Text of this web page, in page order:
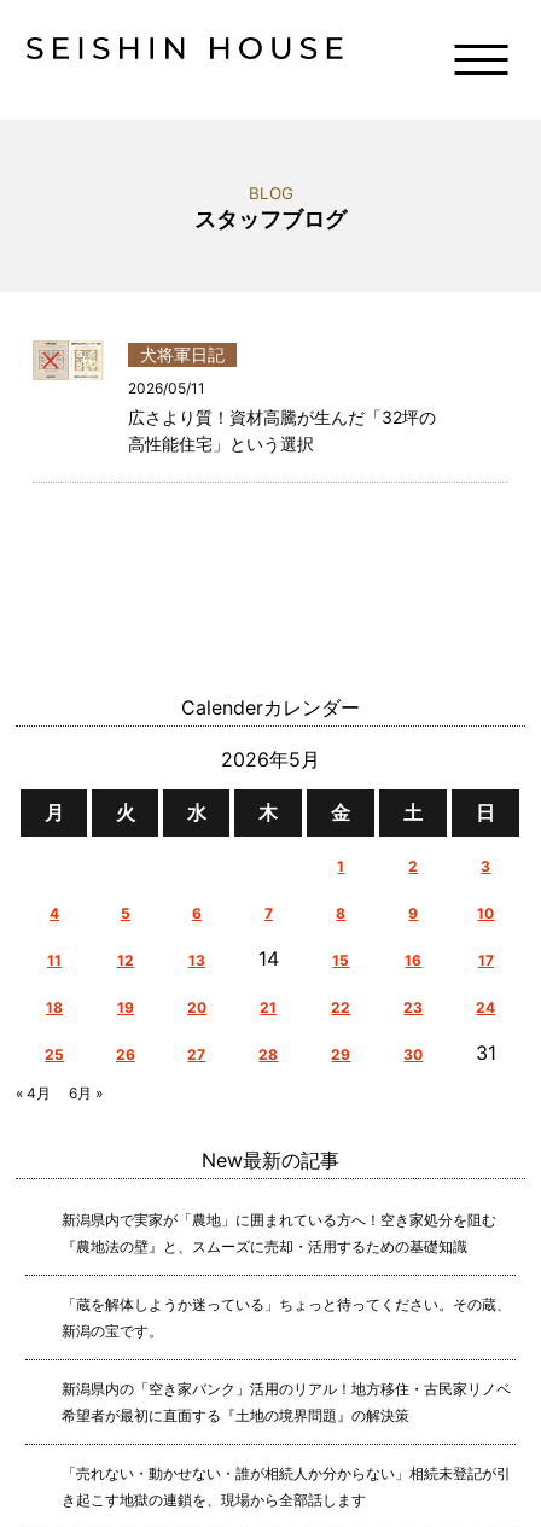
BLOG
スタッフブログ
犬将軍日記
2026/05/11
広さより質！資材高騰が生んだ「32坪の
高性能住宅」という選択
Calenderカレンダー
2026年5月
月 火 水 木 金 土 日
1 2 3
4 5 6 7 8 9 10
11 12 13 14 15 16 17
18 19 20 21 22 23 24
25 26 27 28 29 30 31
« 4月 6月 »
New最新の記事
新潟県内で実家が「農地」に囲まれている方へ！空き家処分を阻む
『農地法の壁』と、スムーズに売却・活用するための基礎知識
「蔵を解体しようか迷っている」ちょっと待ってください。その蔵、
新潟の宝です。
新潟県内の「空き家バンク」活用のリアル！地方移住・古民家リノベ
希望者が最初に直面する『土地の境界問題』の解決策
「売れない・動かせない・誰が相続人か分からない」相続未登記が引
き起こす地獄の連鎖を、現場から全部話します